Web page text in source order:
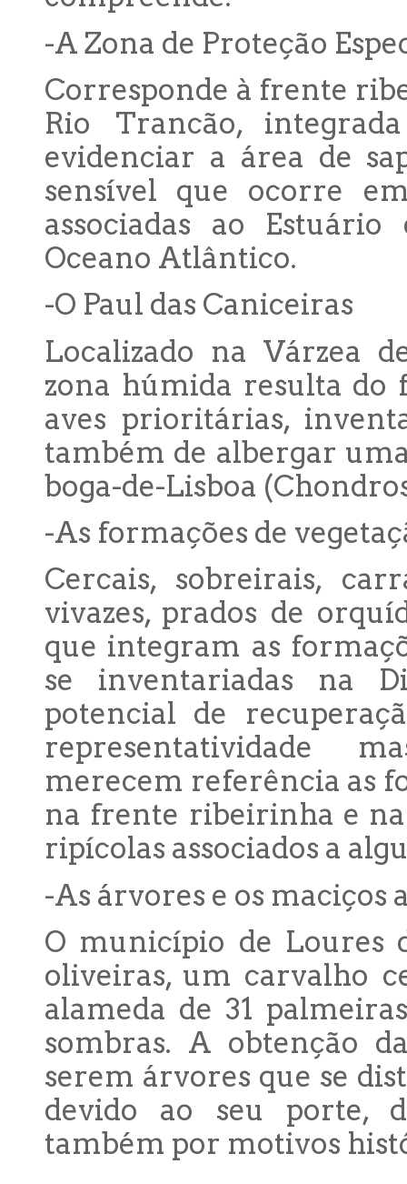
-A Zona de Proteção
Corresponde à frente
Rio Trancão,
evidenciar a área de
sensível que ocorre
associadas ao
Oceano Atlântico.
-O Paul das Caniceiras
Localizado na Várzea
zona húmida resulta do
aves prioritárias,
também de albergar
boga-de-Lisboa
-As formações de
Cercais, sobreirais,
vivazes, prados de
que integram as
se inventariadas na
potencial de
representatividade
merecem referência as
na frente ribeirinha e na
ripícolas associados a
-As árvores e os maciços
O município de Loures
oliveiras, um carvalho
alameda de 31
sombras. A obtenção
serem árvores que se
devido ao seu porte,
também por motivos